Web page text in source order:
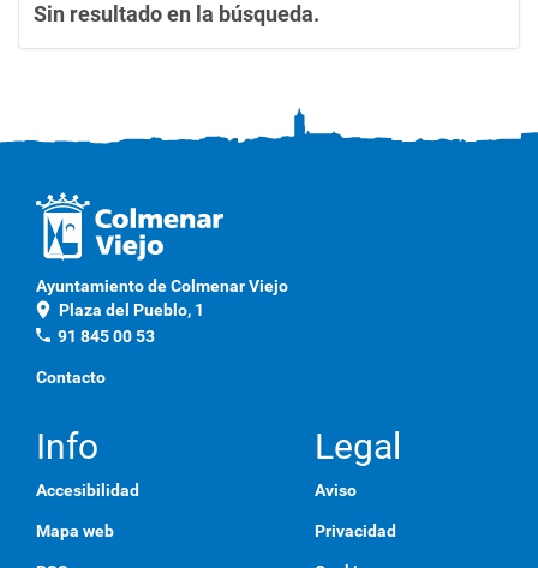
Sin resultado en la búsqueda.
Ayuntamiento de Colmenar Viejo
location_on Plaza del Pueblo, 1
phone 91 845 00 53
Contacto
Info
Accesibilidad
Mapa web
Legal
Aviso
Privacidad